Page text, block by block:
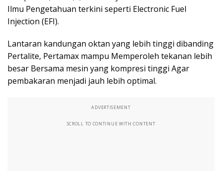
Ilmu Pengetahuan terkini seperti Electronic Fuel
Injection (EFI).
Lantaran kandungan oktan yang lebih tinggi dibanding
Pertalite, Pertamax mampu Memperoleh tekanan lebih
besar Bersama mesin yang kompresi tinggi Agar
pembakaran menjadi jauh lebih optimal.
ADVERTISEMENT
SCROLL TO CONTINUE WITH CONTENT